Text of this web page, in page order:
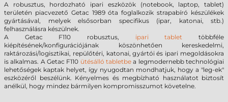
A robusztus, hordozható ipari eszközök (notebook, laptop, tablet)
területén piacvezető Getac 1989 óta foglalkozik strapabíró készülékek
gyártásával, melyek elsősorban specifikus (ipar, katonai, stb.)
felhasználásra készülnek.
A Getac F110 robusztus, ipari tablet többféle
kiépítésének/konfigurációjának köszönhetően kereskedelmi,
raktározási/logisztikai, repülőtéri, katonai, gyártói és ipari megoldásokra
is alkalmas. A Getac F110 ütésálló tabletbe a legmodernebb technológiai
lehetőségek kaptak helyet, így nyugodtan mondhatjuk, hogy a "leg-ek"
eszközéről beszélünk. Kényelmes és megbízható használatot biztosít
anélkül, hogy mindez bármilyen kompromisszumot követelne.